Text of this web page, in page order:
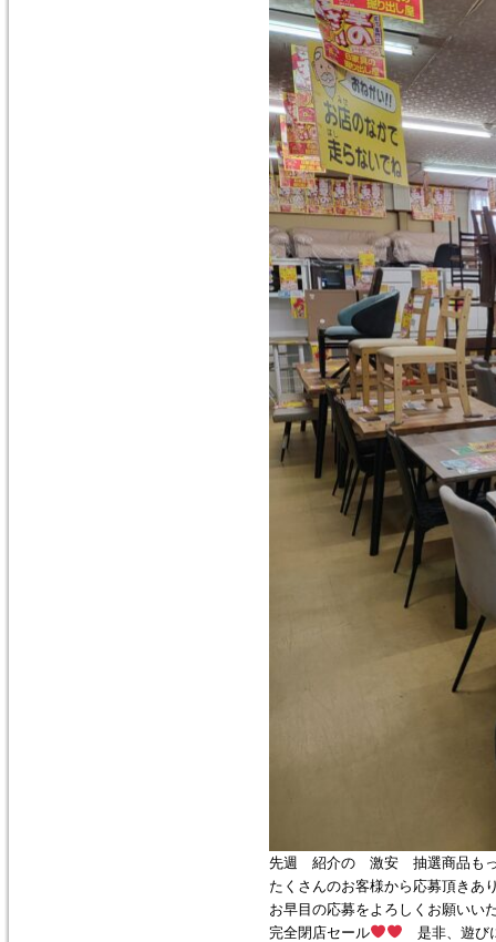
先週 紹介の 激安 抽選商品も
たくさんのお客様から応募頂きあ
お早目の応募をよろしくお願いい
完全閉店セール
是非、遊び